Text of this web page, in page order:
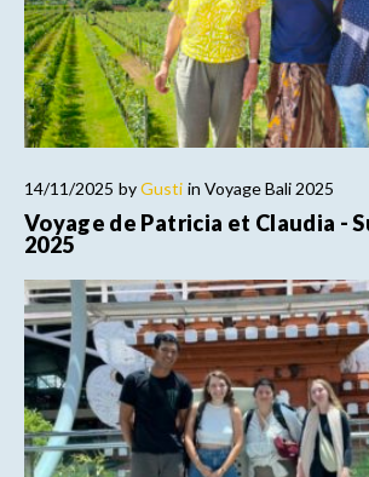
14/11/2025 byGusti in Voyage Bali 2025
Voyage de Patricia et Claudia -
2025